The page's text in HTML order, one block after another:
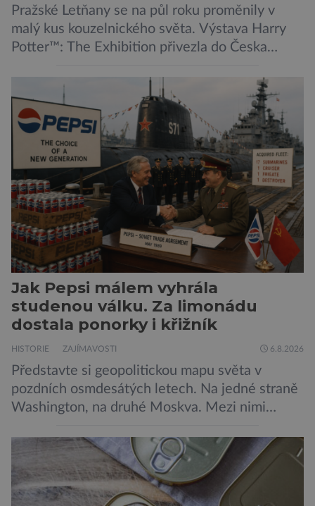
Pražské Letňany se na půl roku proměnily v
malý kus kouzelnického světa. Výstava Harry
Potter™: The Exhibition přivezla do Česka
Bradavice, Hagridovu chýši i učebny, ve
kterých si můžete zkusit kouzla na vlastní kůži.
Nechte tedy mudlovské starosti přede dveřmi.
Neplecha byla zahájena. Dopis z Bradavic
možná stále nepřišel, ale […]
Jak Pepsi málem vyhrála
studenou válku. Za limonádu
dostala ponorky i křižník
HISTORIE ZAJÍMAVOSTI 6.8.2026
Představte si geopolitickou mapu světa v
pozdních osmdesátých letech. Na jedné straně
Washington, na druhé Moskva. Mezi nimi
padesátkrát dokola, železná opona a miliony
vojáků v permanentní pohotovosti. A pak je tu
Donald Kendall, generální ředitel společnosti
PepsiCo, který se v květnu roku 1989 stává